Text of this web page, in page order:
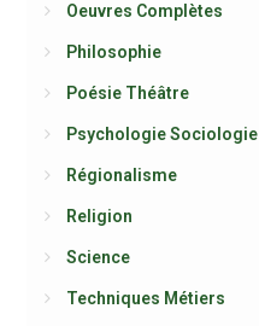
Oeuvres Complètes
Philosophie
Poésie Théâtre
Psychologie Sociologie
Régionalisme
Religion
Science
Techniques Métiers